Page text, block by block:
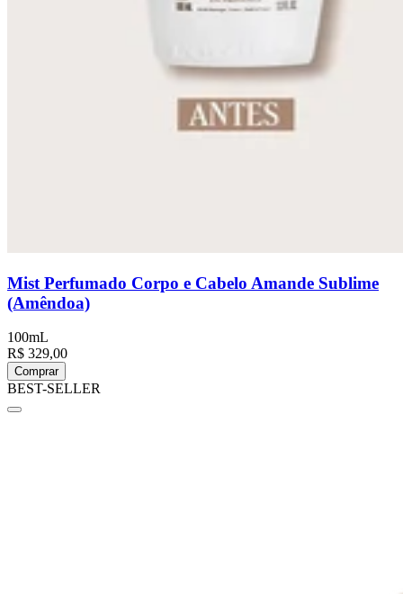
Mist Perfumado Corpo e Cabelo Amande Sublime
(Amêndoa)
100mL
R$ 329,00
Comprar
BEST-SELLER